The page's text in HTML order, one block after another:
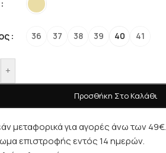
36 37 38 39 40 41
+
Προσθήκη Στο Καλάθι
μεταφορικά για αγορές άνω των 49€.
επιστροφής εντός 14 ημερών.